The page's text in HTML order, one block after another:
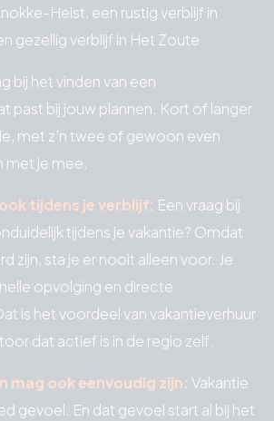
Heist, een rustig verblijf in
gezellig verblijf in Het Zoute
bij het vinden van een
past bij jouw plannen. Kort of langer
met z’n twee of gewoon even
met je mee.
tijdens je verblijf: Een vraag bij
tijdens je vakantie? Omdat
zijn, sta je er nooit alleen voor. Je
opvolging en directe
is het voordeel van vakantieverhuur
dat actief is in de regio zelf.
mag ook eenvoudig zijn: Vakantie
gevoel. En dat gevoel start al bij het